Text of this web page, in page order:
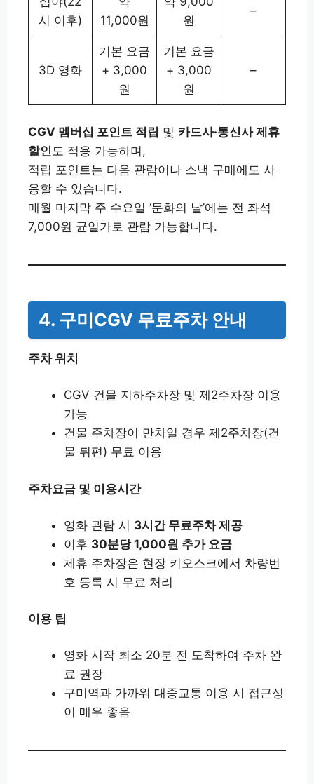
시 이후)
11,000원
원
–
3D 영화
기본 요금
+ 3,000
원
기본 요금
+ 3,000
원
–
CGV 멤버십 포인트 적립 및 카드사·통신사 제휴
할인도 적용 가능하며,
적립 포인트는 다음 관람이나 스낵 구매에도 사
용할 수 있습니다.
매월 마지막 주 수요일 ‘문화의 날’에는 전 좌석
7,000원 균일가로 관람 가능합니다.
4. 구미CGV 무료주차 안내
주차 위치
CGV 건물 지하주차장 및 제2주차장 이용
가능
건물 주차장이 만차일 경우 제2주차장(건
물 뒤편) 무료 이용
주차요금 및 이용시간
영화 관람 시 3시간 무료주차 제공
이후 30분당 1,000원 추가 요금
제휴 주차장은 현장 키오스크에서 차량번
호 등록 시 무료 처리
이용 팁
영화 시작 최소 20분 전 도착하여 주차 완
료 권장
구미역과 가까워 대중교통 이용 시 접근성
이 매우 좋음